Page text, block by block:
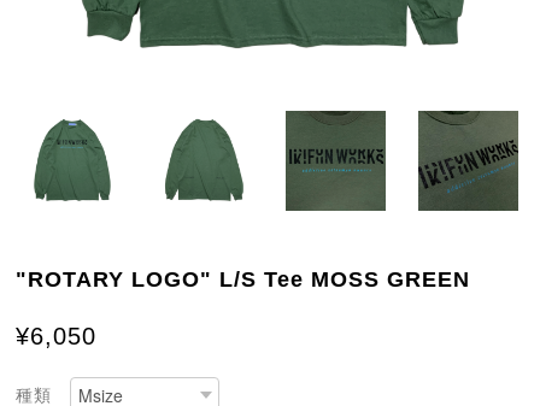
"ROTARY LOGO" L/S Tee MOSS GREEN
¥6,050
種類